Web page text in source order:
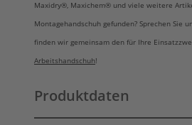
Maxidry®, Maxichem® und viele weitere
Montagehandschuh gefunden? Sprechen Sie
finden wir gemeinsam den für Ihre
Arbeitshandschuh!
Produktdaten